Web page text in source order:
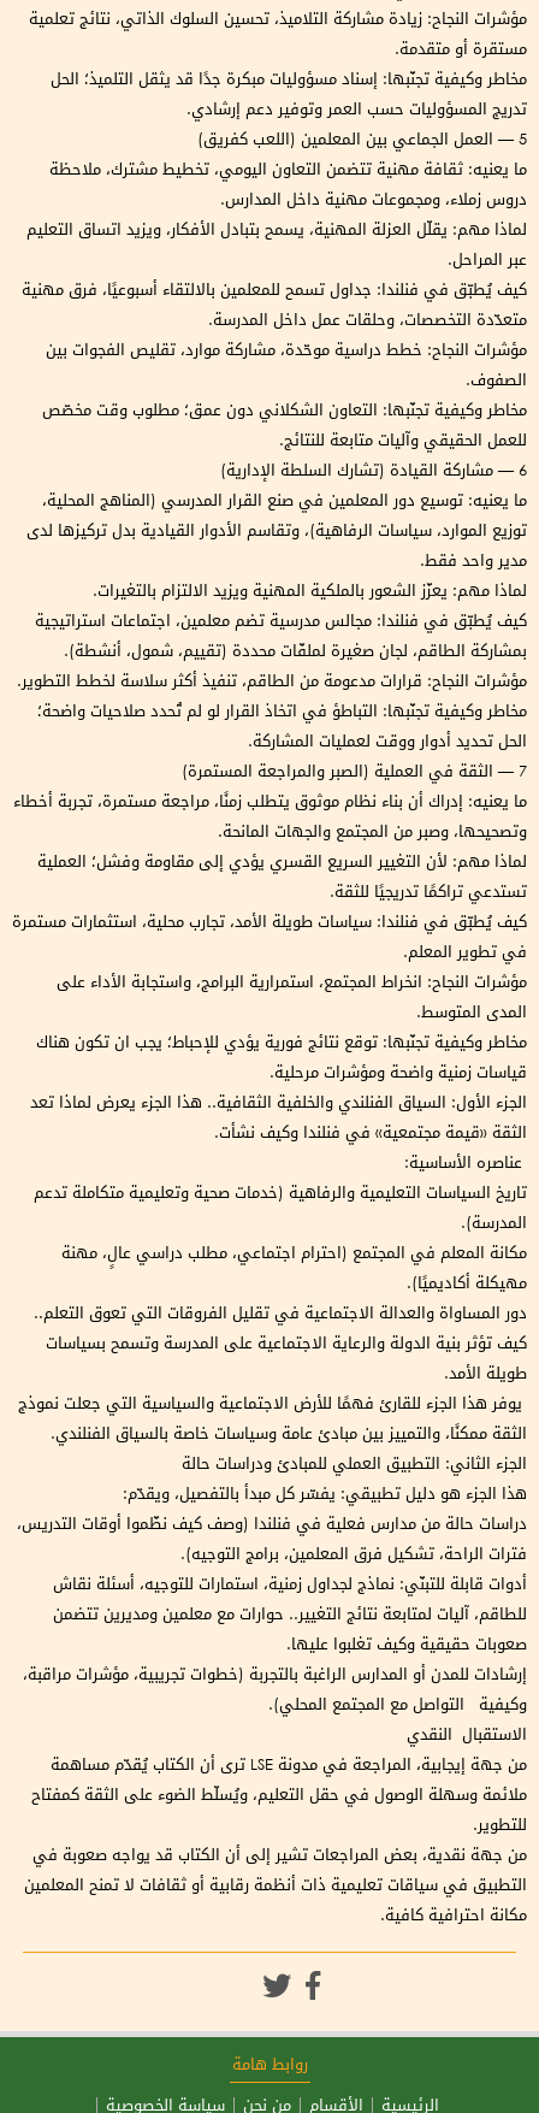
مؤشرات النجاح: زيادة مشاركة التلاميذ، تحسين السلوك الذاتي، نتائج تعلمية
مستقرة أو متقدمة.
مخاطر وكيفية تجنّبها: إسناد مسؤوليات مبكرة جدًا قد يثقل التلميذ؛ الحل
تدريج المسؤوليات حسب العمر وتوفير دعم إرشادي.
5 — العمل الجماعي بين المعلمين (اللعب كفريق)
ما يعنيه: ثقافة مهنية تتضمن التعاون اليومي، تخطيط مشترك، ملاحظة
دروس زملاء، ومجموعات مهنية داخل المدارس.
لماذا مهم: يقلّل العزلة المهنية، يسمح بتبادل الأفكار، ويزيد اتساق التعليم
عبر المراحل.
كيف يُطبّق في فنلندا: جداول تسمح للمعلمين بالالتقاء أسبوعيًا، فرق مهنية
متعدّدة التخصصات، وحلقات عمل داخل المدرسة.
مؤشرات النجاح: خطط دراسية موحّدة، مشاركة موارد، تقليص الفجوات بين
الصفوف.
مخاطر وكيفية تجنّبها: التعاون الشكلاني دون عمق؛ مطلوب وقت مخصّص
للعمل الحقيقي وآليات متابعة للنتائج.
6 — مشاركة القيادة (تشارك السلطة الإدارية)
ما يعنيه: توسيع دور المعلمين في صنع القرار المدرسي (المناهج المحلية،
توزيع الموارد، سياسات الرفاهية)، وتقاسم الأدوار القيادية بدل تركيزها لدى
مدير واحد فقط.
لماذا مهم: يعزّز الشعور بالملكية المهنية ويزيد الالتزام بالتغيرات.
كيف يُطبّق في فنلندا: مجالس مدرسية تضم معلمين، اجتماعات استراتيجية
بمشاركة الطاقم، لجان صغيرة لملفّات محددة (تقييم، شمول، أنشطة).
مؤشرات النجاح: قرارات مدعومة من الطاقم، تنفيذ أكثر سلاسة لخطط التطوير.
مخاطر وكيفية تجنّبها: التباطؤ في اتخاذ القرار لو لم تُحدد صلاحيات واضحة؛
الحل تحديد أدوار ووقت لعمليات المشاركة.
7 — الثقة في العملية (الصبر والمراجعة المستمرة)
ما يعنيه: إدراك أن بناء نظام موثوق يتطلب زمنًا، مراجعة مستمرة، تجربة أخطاء
وتصحيحها، وصبر من المجتمع والجهات المانحة.
لماذا مهم: لأن التغيير السريع القسري يؤدي إلى مقاومة وفشل؛ العملية
تستدعي تراكمًا تدريجيًا للثقة.
كيف يُطبّق في فنلندا: سياسات طويلة الأمد، تجارب محلية، استثمارات مستمرة
في تطوير المعلم.
مؤشرات النجاح: انخراط المجتمع، استمرارية البرامج، واستجابة الأداء على
المدى المتوسط.
مخاطر وكيفية تجنّبها: توقع نتائج فورية يؤدي للإحباط؛ يجب ان تكون هناك
قياسات زمنية واضحة ومؤشرات مرحلية.
الجزء الأول: السياق الفنلندي والخلفية الثقافية.. هذا الجزء يعرض لماذا تعد
الثقة «قيمة مجتمعية» في فنلندا وكيف نشأت.
عناصره الأساسية:
تاريخ السياسات التعليمية والرفاهية (خدمات صحية وتعليمية متكاملة تدعم
المدرسة).
مكانة المعلم في المجتمع (احترام اجتماعي، مطلب دراسي عالٍ، مهنة
مهيكلة أكاديميًا).
دور المساواة والعدالة الاجتماعية في تقليل الفروقات التي تعوق التعلم..
كيف تؤثر بنية الدولة والرعاية الاجتماعية على المدرسة وتسمح بسياسات
طويلة الأمد.
يوفر هذا الجزء للقارئ فهمًا للأرض الاجتماعية والسياسية التي جعلت نموذج
الثقة ممكنًا، والتمييز بين مبادئ عامة وسياسات خاصة بالسياق الفنلندي.
الجزء الثاني: التطبيق العملي للمبادئ ودراسات حالة
هذا الجزء هو دليل تطبيقي: يفسّر كل مبدأ بالتفصيل، ويقدّم:
دراسات حالة من مدارس فعلية في فنلندا (وصف كيف نظّموا أوقات التدريس،
فترات الراحة، تشكيل فرق المعلمين، برامج التوجيه).
أدوات قابلة للتبنّي: نماذج لجداول زمنية، استمارات للتوجيه، أسئلة نقاش
للطاقم، آليات لمتابعة نتائج التغيير.. حوارات مع معلمين ومديرين تتضمن
صعوبات حقيقية وكيف تغلبوا عليها.
إرشادات للمدن أو المدارس الراغبة بالتجربة (خطوات تجريبية، مؤشرات مراقبة،
وكيفية التواصل مع المجتمع المحلي).
الاستقبال النقدي
من جهة إيجابية، المراجعة في مدونة LSE ترى أن الكتاب يُقدّم مساهمة
ملائمة وسهلة الوصول في حقل التعليم، ويُسلّط الضوء على الثقة كمفتاح
للتطوير.
من جهة نقدية، بعض المراجعات تشير إلى أن الكتاب قد يواجه صعوبة في
التطبيق في سياقات تعليمية ذات أنظمة رقابية أو ثقافات لا تمنح المعلمين
مكانة احترافية كافية.
روابط هامة
الرئيسية
الأقسام من نحن سياسة الخصوصية